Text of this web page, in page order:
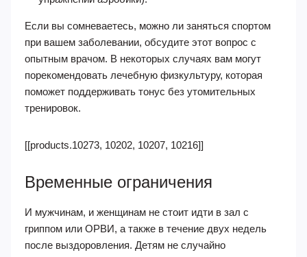
Если вы сомневаетесь, можно ли заняться спортом
при вашем заболевании, обсудите этот вопрос с
опытным врачом. В некоторых случаях вам могут
порекомендовать лечебную физкультуру, которая
поможет поддерживать тонус без утомительных
тренировок.
[[products.10273, 10202, 10207, 10216]]
Временные ограничения
И мужчинам, и женщинам не стоит идти в зал с
гриппом или ОРВИ, а также в течение двух недель
после выздоровления. Детям не случайно